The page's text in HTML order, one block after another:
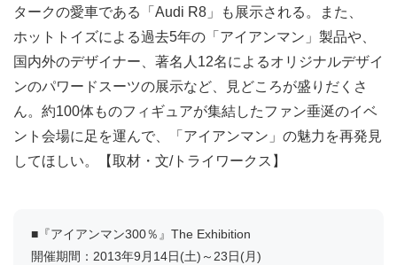
タークの愛車である「Audi R8」も展示される。また、
ホットトイズによる過去5年の「アイアンマン」製品や、
国内外のデザイナー、著名人12名によるオリジナルデザイ
ンのパワードスーツの展示など、見どころが盛りだくさ
ん。約100体ものフィギュアが集結したファン垂涎のイベ
ント会場に足を運んで、「アイアンマン」の魅力を再発見
してほしい。【取材・文/トライワークス】
■『アイアンマン300％』The Exhibition
開催期間：2013年9月14日(土)～23日(月)